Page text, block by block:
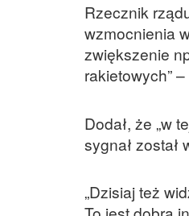
Rzecznik
wzmocnienia
zwiększenie
rakietowych”
Dodał, że „w
sygnał
„Dzisiaj też